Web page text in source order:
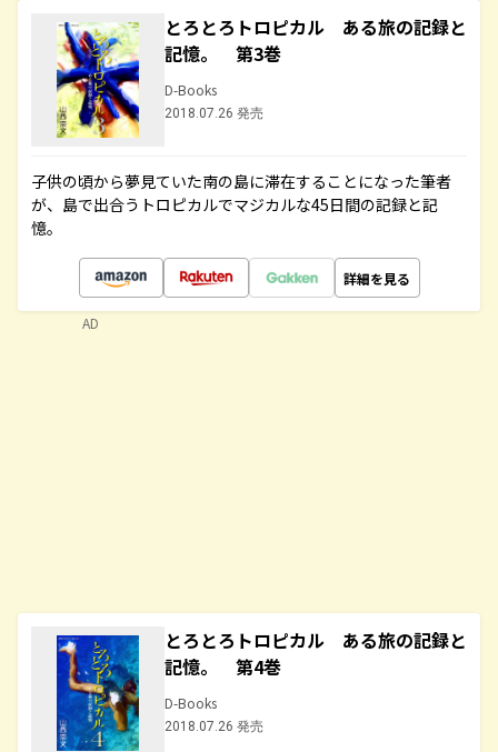
とろとろトロピカル ある旅の記録と
記憶。 第3巻
D-Books
2018.07.26 発売
子供の頃から夢見ていた南の島に滞在することになった筆者
が、島で出合うトロピカルでマジカルな45日間の記録と記
憶。
詳細を見る
とろとろトロピカル ある旅の記録と
記憶。 第4巻
D-Books
2018.07.26 発売
AD